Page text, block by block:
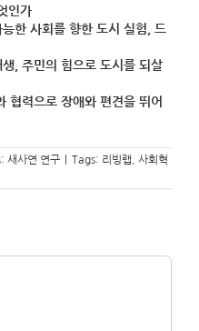
인가
한 사회를 향한 도시 실험, 드
, 주민의 힘으로 도시를 되살
협력으로 장애와 편견을 뛰어
새사연 연구 Tags: 리빙랩
사회혁